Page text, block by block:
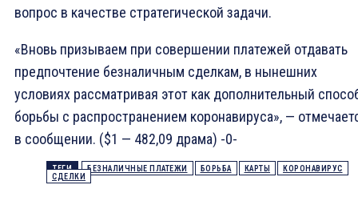
вопрос в качестве стратегической задачи.
«Вновь призываем при совершении платежей отдавать
предпочтение безналичным сделкам, в нынешних
условиях рассматривая этот как дополнительный
борьбы с распространением коронавируса», —
в сообщении. ($1 — 482,09 драма) -0-
ТЕГИ БЕЗНАЛИЧНЫЕ ПЛАТЕЖИ БОРЬБА КАРТЫ
КОРОНАВИРУС
СДЕЛКИ